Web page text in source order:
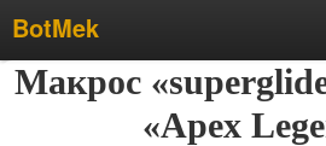
BotMek
Скачать
Макрос
«Apex